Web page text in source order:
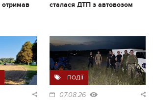
отримав
сталася ДТП з автовозом
ПОДІЇ
07.08.26